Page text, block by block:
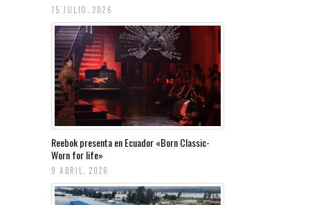
15 JULIO, 2026
Reebok presenta en Ecuador «Born Classic-
Worn for life»
9 ABRIL, 2026